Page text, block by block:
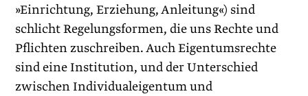
»Einrichtung, Erziehung, Anleitung«) sind
schlicht Regelungsformen, die uns Rechte und
Pflichten zuschreiben. Auch Eigentumsrechte
sind eine Institution, und der Unterschied
zwischen Individualeigentum und